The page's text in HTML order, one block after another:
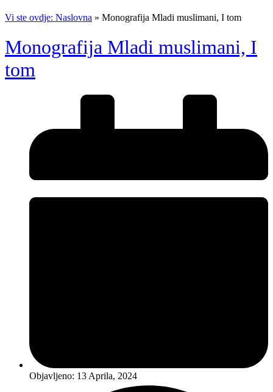
Vi ste ovdje: Naslovna » Monografija Mladi muslimani, I tom
Monografija Mladi muslimani, I
tom
Objavljeno: 13 Aprila, 2024